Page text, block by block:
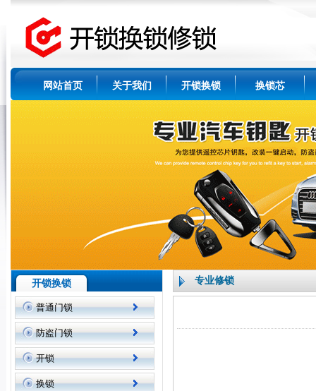
网站首页 关于我们 开锁换锁 换锁芯
开锁换锁
普通门锁
防盗门锁
开锁
换锁
专业修锁